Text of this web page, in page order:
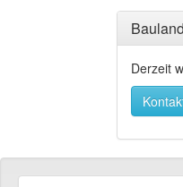
Derzeit